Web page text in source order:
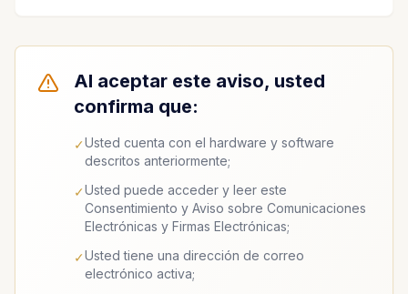
Al aceptar este aviso, usted
confirma que:
✓Usted cuenta con el hardware y software
descritos anteriormente;
✓Usted puede acceder y leer este
Consentimiento y Aviso sobre Comunicaciones
Electrónicas y Firmas Electrónicas;
✓Usted tiene una dirección de correo
electrónico activa;